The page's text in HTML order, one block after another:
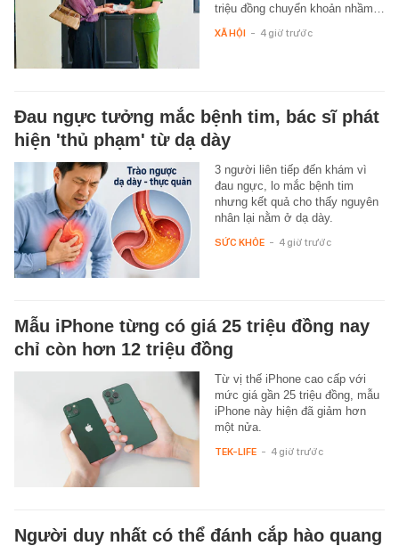
triệu đồng chuyển khoản nhầm…
XÃ HỘI - 4 giờ trước
Đau ngực tưởng mắc bệnh tim, bác sĩ phát
hiện 'thủ phạm' từ dạ dày
3 người liên tiếp đến khám vì
đau ngực, lo mắc bệnh tim
nhưng kết quả cho thấy nguyên
nhân lại nằm ở dạ dày.
SỨC KHỎE - 4 giờ trước
Mẫu iPhone từng có giá 25 triệu đồng nay
chỉ còn hơn 12 triệu đồng
Từ vị thế iPhone cao cấp với
mức giá gần 25 triệu đồng, mẫu
iPhone này hiện đã giảm hơn
một nửa.
TEK-LIFE - 4 giờ trước
Người duy nhất có thể đánh cắp hào quang